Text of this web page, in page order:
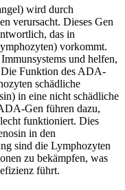
wird durch
verursacht. Dieses Gen
das in
vorkommt.
und helfen,
Funktion des ADA-
schädliche
in eine nicht schädliche
Gen führen dazu,
funktioniert. Dies
in den
sind die Lymphozyten
zu bekämpfen, was
führt.